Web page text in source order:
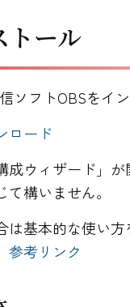
トール
ソフトOBSをイ
ロード
成ウィザード」
て構いません。
は基本的な使い
参考リンク